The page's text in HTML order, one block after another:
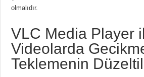
olmalıdır.
VLC Media Player
Videolarda
Teklemenin